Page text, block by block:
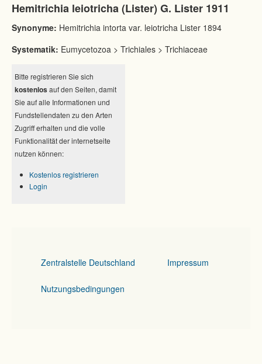
Hemitrichia leiotricha (Lister) G. Lister 1911
Synonyme: Hemitrichia intorta var. leiotricha Lister 1894
Systematik: Eumycetozoa > Trichiales > Trichiaceae
Bitte registrieren Sie sich
kostenlos auf den Seiten, damit
Sie auf alle Informationen und
Fundstellendaten zu den Arten
Zugriff erhalten und die volle
Funktionalität der internetseite
nutzen können:
Kostenlos registrieren
Login
Zentralstelle Deutschland Impressum
Nutzungsbedingungen